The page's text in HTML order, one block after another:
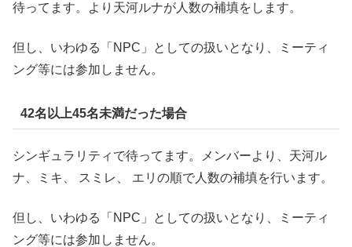
待ってます。より天河ルナが人数の補填をします。
但し、いわゆる「NPC」としての扱いとなり、ミーティ
ング等には参加しません。
42名以上45名未満だった場合
シンギュラリティで待ってます。メンバーより、天河ル
ナ、ミキ、 スミレ、 エリの順で人数の補填を行います。
但し、いわゆる「NPC」としての扱いとなり、ミーティ
ング等には参加しません。